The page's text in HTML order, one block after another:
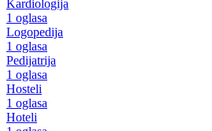
Kardiologija
1 oglasa
Logopedija
1 oglasa
Pedijatrija
1 oglasa
Hosteli
1 oglasa
Hoteli